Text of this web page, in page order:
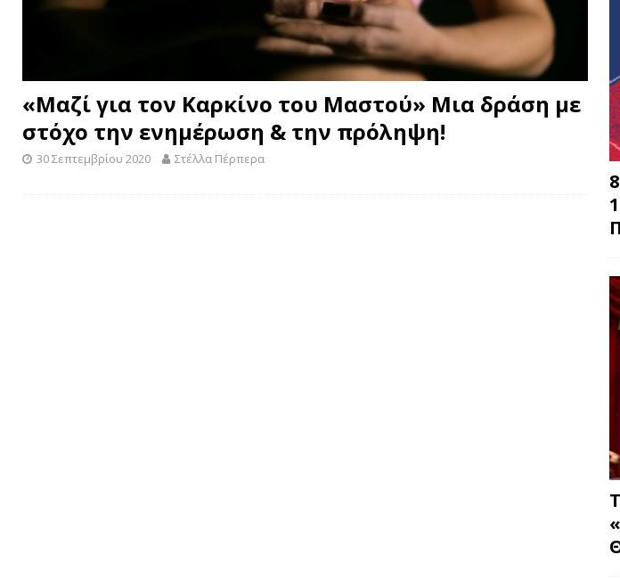
«Μαζί για τον Καρκίνο του Μαστού» Μια δράση με
στόχο την ενημέρωση & την πρόληψη!
30 Σεπτεμβρίου 2020 Στέλλα Πέρπερα